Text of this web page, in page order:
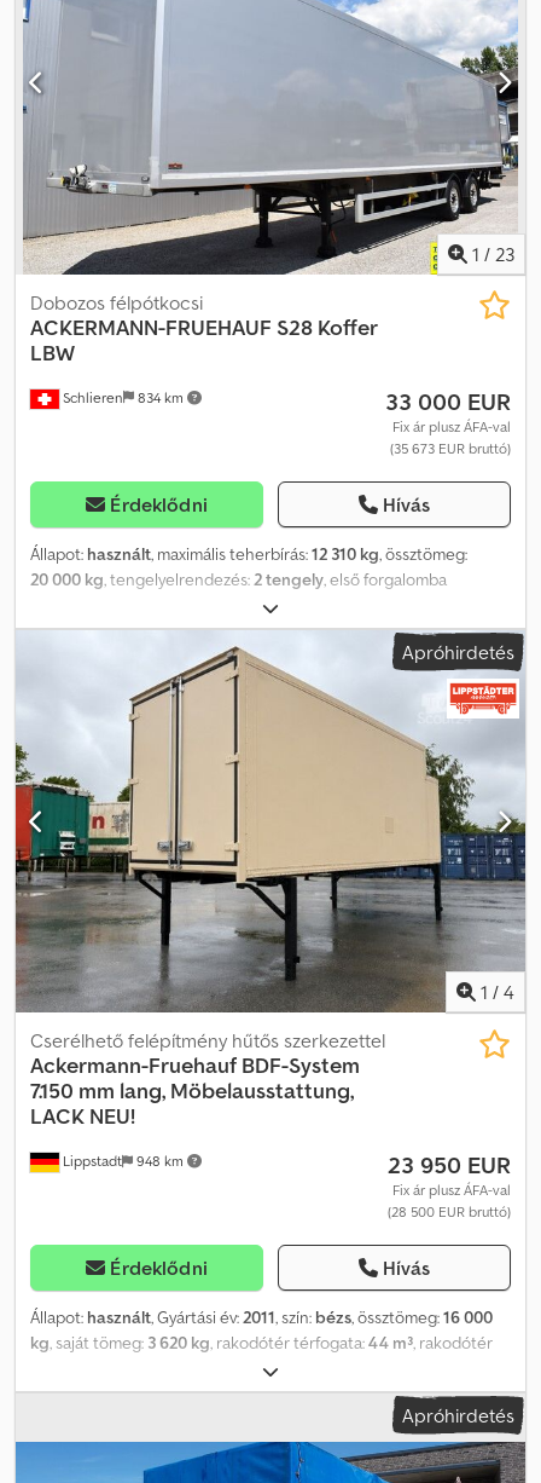
rögzítve), 3 db rögzítősín * Első tengely gumijai: 385/65R22,5 (13/14
mm) * Második tengely gumijai: 385/65R22,5 (13/13 mm) ----E-mail
címünk: Szolgáltatásaink: - Rövid távú vagy vámjellegű forgalmi
engedélyek beszerzése Dsdpfx Aox Hcxiedxewa - EU-szerte
történő szállítást biztosítunk - Járművek vámkezelése harmadik
országba való export esetén WhatsAppon angolul, németül,
oroszul és más nyelveken is tudunk kommunikálni:
1 / 23
Schlieren 834 km
Dobozos félpótkocsi
ACKERMANN-FRUEHAUF S28 Koffer
LBW
33 000 EUR
Fix ár plusz ÁFA-val
(35 673 EUR bruttó)
Érdeklődni Hívás
Állapot: használt, maximális teherbírás:12 310 kg, össztömeg:
20 000 kg, tengelyelrendezés:2 tengely, első forgalomba
, raktér hossza:13 450 mm
2 442 mm, raktérmagasság:2 500 mm, Felszereltség:ABS, *
Alumínium padló Dwsdpjzir Rdefx Adxoa * Alufelnik * Duomatic
csatlakozás * Oldalanként 2 rögzítősín * Bär emelőhátfal 1 500 kg
teherbírással * Emelőhátfal-lemez 1 800 mm, rádiós távirányítóval
* Tolató kamera * Tárcsafékek * Teljes légrugózás
Apróhirdetés
1 / 4
Lippstadt 948 km
Cserélhető felépítmény hűtős szerkezettel
Ackermann-Fruehauf BDF-System
7.150 mm lang, Möbelausstattung,
LACK NEU!
23 950 EUR
Fix ár plusz ÁFA-val
(28 500 EUR bruttó)
Érdeklődni Hívás
Állapot: használt, Gyártási év:2011, szín: bézs, össztömeg:16 000
kg, saját tömeg: 3 620 kg, rakodótér térfogata:44 m³, rakodótér
, raktér hossza:
2 560 mm, Hűtött felépítményes csereszekrény
hűtőberendezéssel, BDF rendszer, 7.150 mm hosszú,
bútorfelszereltséggel, ÚJ FESTÉS! Használt frissáru
csereszekrény, BDF rendszer, 7.150 mm hosszúságban, szigetelt
Apróhirdetés